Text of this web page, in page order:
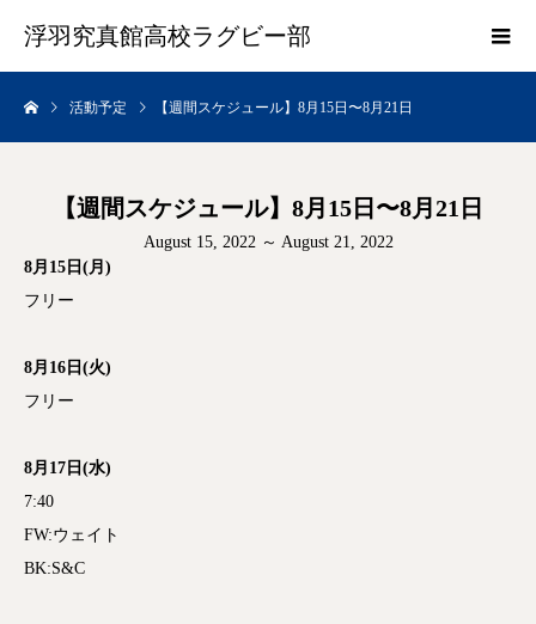
浮羽究真館高校ラグビー部
活動予定 【週間スケジュール】8月15日〜8月21日
【週間スケジュール】8月15日〜8月21日
August 15, 2022 ～ August 21, 2022
8月15日(月)
フリー
8月16日(火)
フリー
8月17日(水)
7:40
FW:ウェイト
BK:S&C